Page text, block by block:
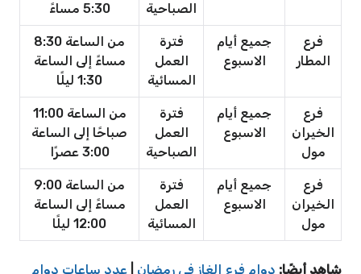
الصباحية
5:30 مساءً
فرع
المطار
جميع أيام
الاسبوع
فترة
العمل
المسائية
من الساعة 8:30
مساءً إلى الساعة
1:30 ليلًا
فرع
الخيران
مول
جميع أيام
الاسبوع
فترة
العمل
الصباحية
من الساعة 11:00
صباحًا إلى الساعة
3:00 عصرًا
فرع
الخيران
مول
جميع أيام
الاسبوع
فترة
العمل
المسائية
من الساعة 9:00
مساءً إلى الساعة
12:00 ليلًا
شاهد أيضًا: دوام فرع الغاز في رمضان عدد ساعات دوام